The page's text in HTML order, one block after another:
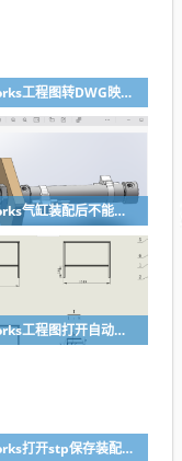
SolidWorks工程图转DWG映射文件制作方法
SolidWorks气缸装配后不能移动？溪风给你解决方法
SolidWorks工程图打开自动全屏方法
SolidWorks打开stp保存装配体子零件没有保存怎么办？